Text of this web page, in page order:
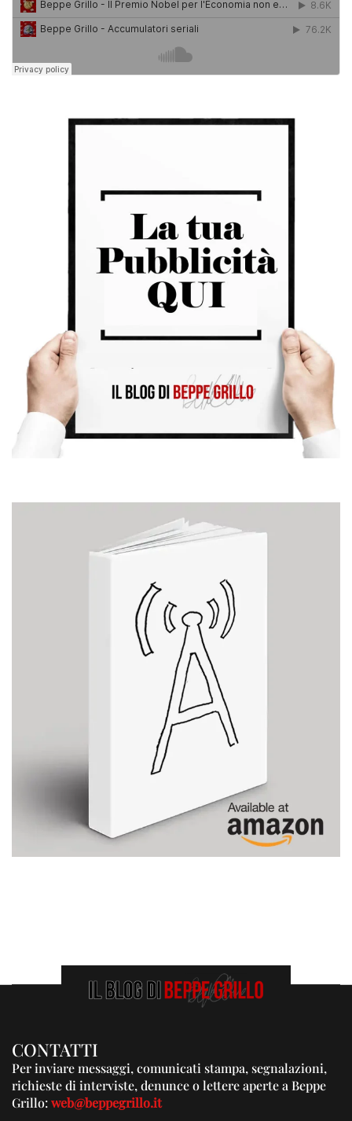
CONTATTI
Per inviare messaggi, comunicati stampa, segnalazioni,
richieste di interviste, denunce o lettere aperte a Beppe
Grillo:web@beppegrillo.it